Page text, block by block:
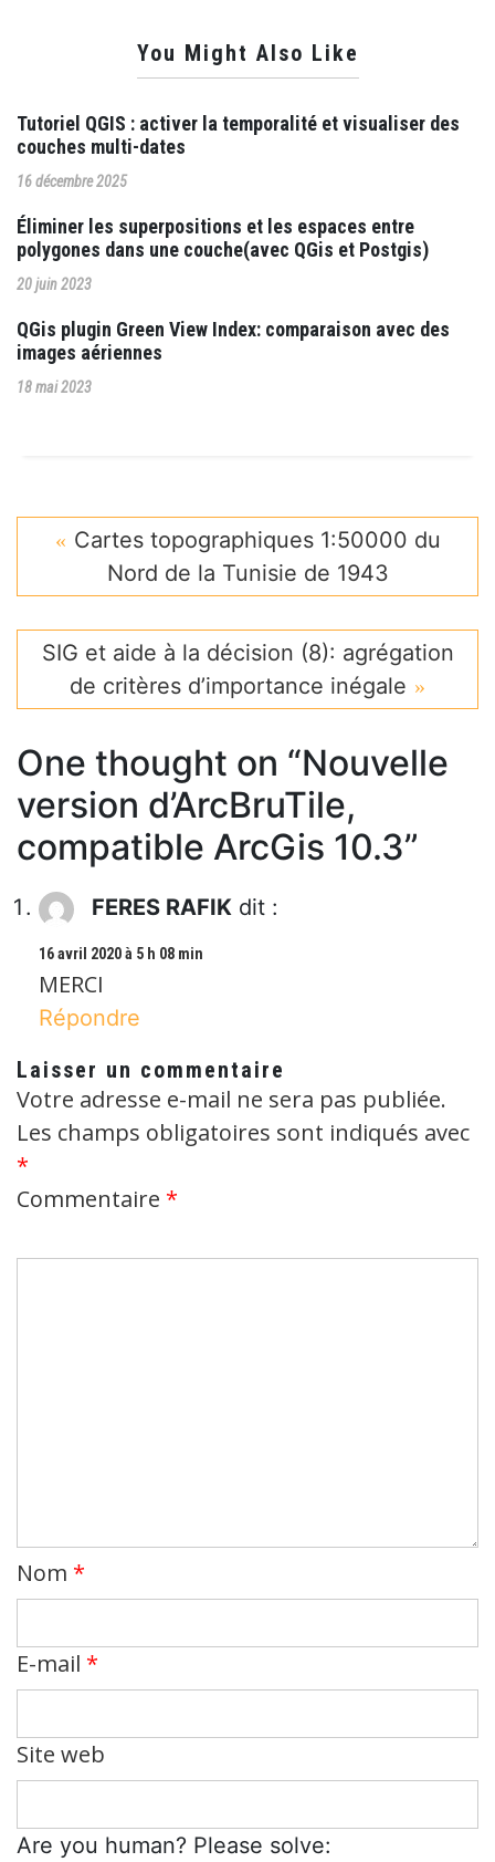
You Might Also Like
Tutoriel QGIS : activer la temporalité et visualiser des
couches multi-dates
16 décembre 2025
Éliminer les superpositions et les espaces entre
polygones dans une couche(avec QGis et Postgis)
20 juin 2023
QGis plugin Green View Index: comparaison avec des
images aériennes
18 mai 2023
Cartes topographiques 1:50000 du
Nord de la Tunisie de 1943
SIG et aide à la décision (8): agrégation
de critères d’importance inégale
One thought on “Nouvelle
version d’ArcBruTile,
compatible ArcGis 10.3”
FERES RAFIK dit :
16 avril 2020 à 5 h 08 min
MERCI
Répondre
Laisser un commentaire
Votre adresse e-mail ne sera pas publiée.
Les champs obligatoires sont indiqués avec
*
Commentaire *
Nom *
E-mail *
Site web
Are you human? Please solve: